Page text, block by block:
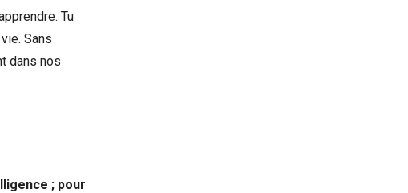
Tu
Sans
dans nos
; pour